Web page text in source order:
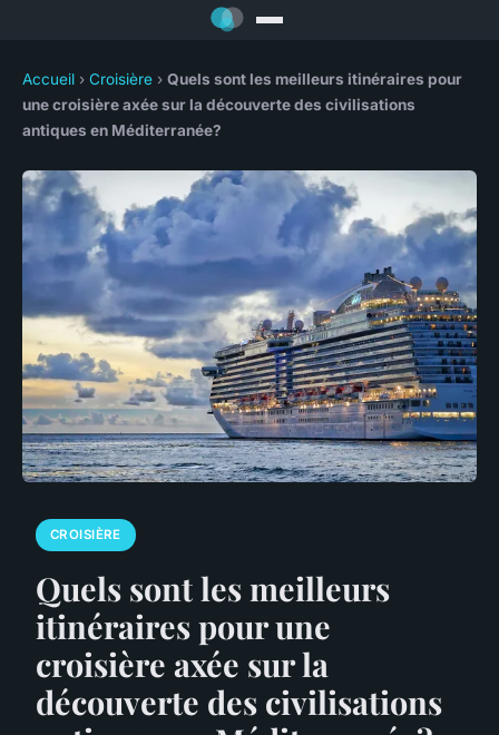
Accueil › Croisière › Quels sont les meilleurs itinéraires pour
une croisière axée sur la découverte des civilisations
antiques en Méditerranée?
CROISIÈRE
Quels sont les meilleurs
itinéraires pour une
croisière axée sur la
découverte des civilisations